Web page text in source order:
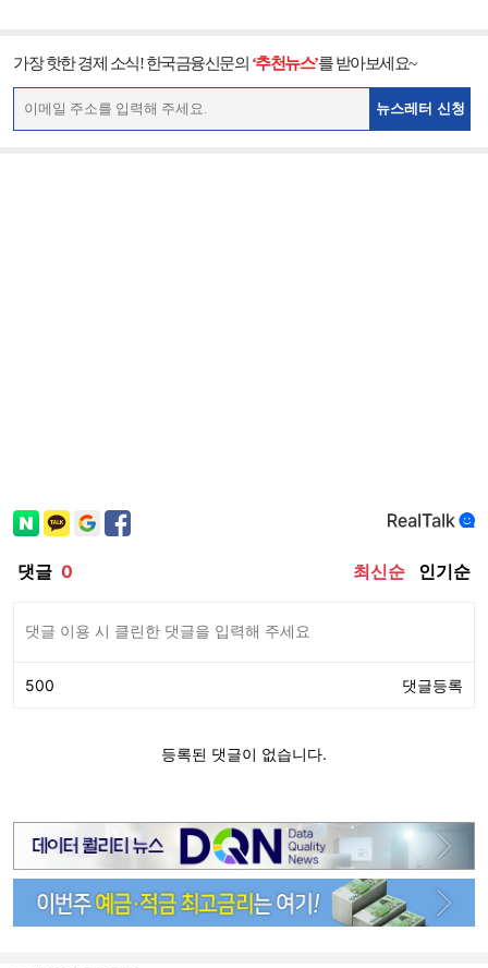
가장 핫한 경제 소식! 한국금융신문의 ‘추천뉴스’를 받아보세요~
뉴스레터 신청